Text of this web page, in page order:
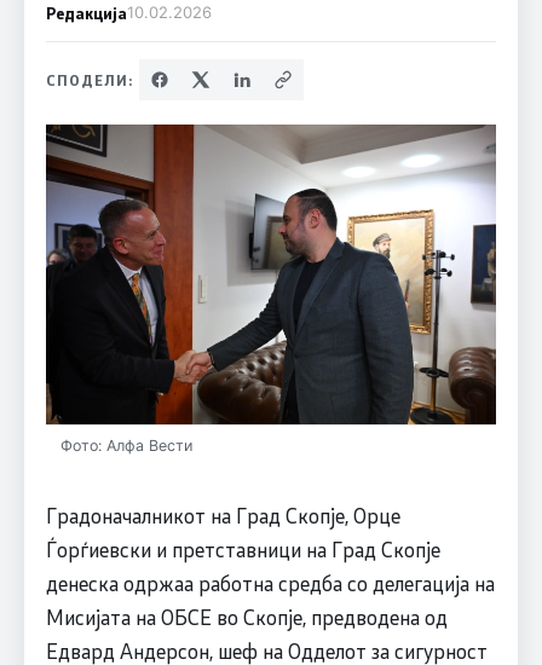
Редакција10.02.2026
СПОДЕЛИ:
Фото: Алфа Вести
Градоначалникот на Град Скопје, Орце
Ѓорѓиевски и претставници на Град Скопје
денеска одржаа работна средба со делегација на
Мисијата на ОБСЕ во Скопје, предводена од
Едвард Андерсон, шеф на Одделот за сигурност